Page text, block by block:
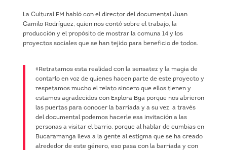
La Cultural FM habló con el director del documentalJuan
Camilo Rodríguez, quien nos contó sobre el trabajo, la
producción y el propósito de mostrar la comuna 14 y los
proyectos sociales que se han tejido para beneficio de todos.
«Retratamos esta realidad con la sensatez y la magia de
contarlo en voz de quienes hacen parte de este proyecto y
respetamos mucho el relato sincero que ellos tienen y
estamos agradecidos con Explora Bga porque nos abrieron
las puertas para conocer la barriada y a su vez, a través
del documental podemos hacerle esa invitación a las
personas a visitar el barrio, porque al hablar de cumbias en
Bucaramanga lleva a la gente al estigma que se ha creado
alrededor de este género, eso pasa con la barriada y con